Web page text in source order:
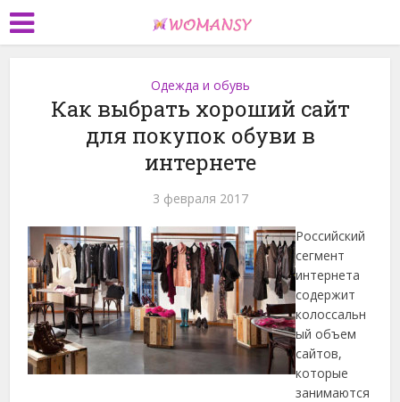
Одежда и обувь
Как выбрать хороший сайт
для покупок обуви в
интернете
3 февраля 2017
Российский
сегмент
интернета
содержит
колоссальн
ый объем
сайтов,
которые
занимаются